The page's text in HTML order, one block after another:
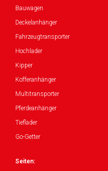
Bauwagen
Deckelanhänger
Fahrzeugtransporter
Hochlader
Kipper
Kofferanhänger
Multitransporter
Pferdeanhänger
Tieflader
Go-Getter
Seiten: